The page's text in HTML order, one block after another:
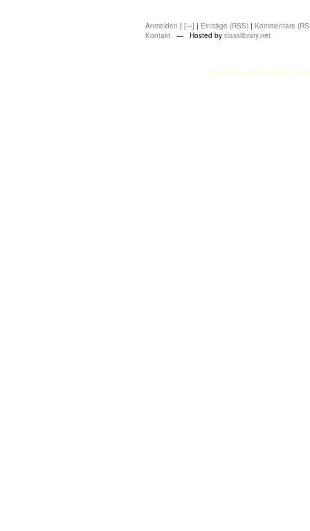
Anmelden | [---] | Einträge (RSS) | Kommentare
Kontakt — Hosted by classlibrary.net
atasehir escort atasehir